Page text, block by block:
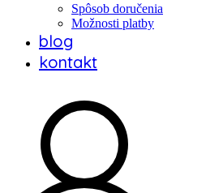
Spôsob doručenia
Možnosti platby
blog
kontakt